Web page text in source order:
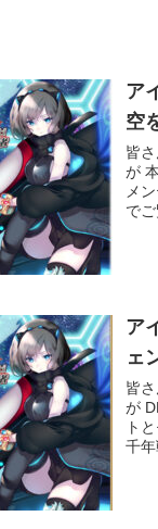
ア
空
皆
が
メ
で
ア
ェ
皆
が
ト
千